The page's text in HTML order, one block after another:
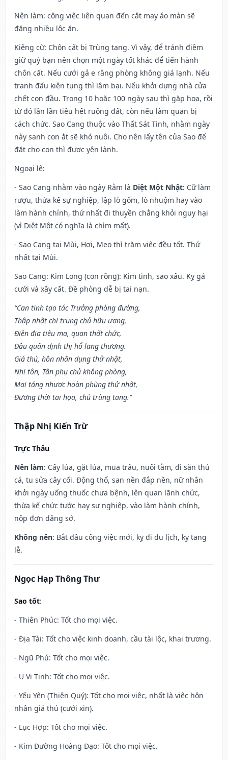
Nên làm: công việc liên quan đến cắt may áo màn sẽ
đặng nhiều lộc ăn.
Kiêng cữ: Chôn cất bị Trùng tang. Vì vậy, để tránh điềm
giữ quý bạn nên chọn một ngày tốt khác để tiến hành
chôn cất. Nếu cưới gả e rằng phòng không giá lạnh. Nếu
tranh đấu kiện tụng thì lâm bại. Nếu khởi dựng nhà cửa
chết con đầu. Trong 10 hoặc 100 ngày sau thì gặp họa, rồi
từ đó lần lần tiêu hết ruộng đất, còn nếu làm quan bị
cách chức. Sao Cang thuộc vào Thất Sát Tinh, nhằm ngày
này sanh con ắt sẽ khó nuôi. Cho nên lấy tên của Sao để
đặt cho con thì được yên lành.
Ngoại lệ:
- Sao Cang nhằm vào ngày Rằm là Diệt Một Nhật: Cữ làm
rượu, thừa kế sự nghiệp, lập lò gốm, lò nhuộm hay vào
làm hành chính, thứ nhất đi thuyền chẳng khỏi nguy hại
(vì Diệt Một có nghĩa là chìm mất).
- Sao Cang tại Mùi, Hợi, Mẹo thì trăm việc đều tốt. Thứ
nhất tại Mùi.
Sao Cang: Kim Long (con rồng): Kim tinh, sao xấu. Kỵ gả
cưới và xây cất. Đề phòng dễ bị tai nạn.
“Can tinh tạo tác Trưởng phòng đường,
Thập nhật chi trung chủ hữu ương,
Điền địa tiêu ma, quan thất chức,
Đầu quân định thị hổ lang thương.
Giá thú, hôn nhân dụng thử nhật,
Nhi tôn, Tân phụ chủ không phòng,
Mai táng nhược hoàn phùng thử nhật,
Đương thời tai họa, chủ trùng tang.”
Thập Nhị Kiến Trừ
Trực Thâu
Nên làm: Cấy lúa, gặt lúa, mua trâu, nuôi tằm, đi săn thú
cá, tu sửa cây cối. Động thổ, san nền đắp nền, nữ nhân
khởi ngày uống thuốc chưa bệnh, lên quan lãnh chức,
thừa kế chức tước hay sự nghiệp, vào làm hành chính,
nộp đơn dâng sớ.
Không nên: Bắt đầu công việc mới, kỵ đi du lịch, kỵ tang
lễ.
Ngọc Hạp Thông Thư
Sao tốt:
- Thiên Phúc: Tốt cho mọi việc.
- Địa Tài: Tốt cho việc kinh doanh, cầu tài lộc, khai trương.
- Ngũ Phú: Tốt cho mọi việc.
- U Vi Tinh: Tốt cho mọi việc.
- Yếu Yên (Thiên Quý): Tốt cho mọi việc, nhất là việc hôn
nhân giá thú (cưới xin).
- Lục Hợp: Tốt cho mọi việc.
- Kim Đường Hoàng Đạo: Tốt cho mọi việc.